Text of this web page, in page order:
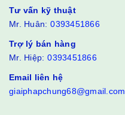
Tư vấn kỹ thuật
Mr. Huân: 0393451866
Trợ lý bán hàng
Mr. Hiệp: 0393451866
Email liên hệ
giaiphapchung68@gmail.com